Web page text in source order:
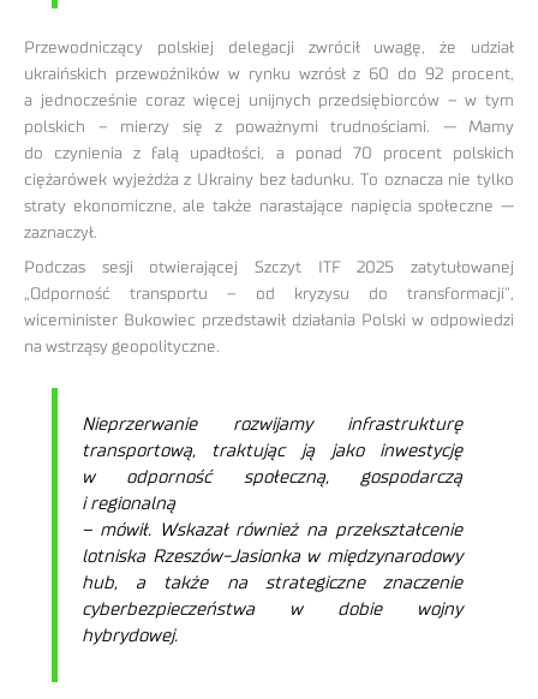
Przewodniczący polskiej delegacji zwrócił uwagę, że udział
ukraińskich przewoźników w rynku wzrósł z 60 do 92 procent,
a jednocześnie coraz więcej unijnych przedsiębiorców – w tym
polskich – mierzy się z poważnymi trudnościami. — Mamy
do czynienia z falą upadłości, a ponad 70 procent polskich
ciężarówek wyjeżdża z Ukrainy bez ładunku. To oznacza nie tylko
straty ekonomiczne, ale także narastające napięcia społeczne —
zaznaczył.
Podczas sesji otwierającej Szczyt ITF 2025 zatytułowanej
„Odporność transportu – od kryzysu do transformacji”,
wiceminister Bukowiec przedstawił działania Polski w odpowiedzi
na wstrząsy geopolityczne.
Nieprzerwanie rozwijamy infrastrukturę
transportową, traktując ją jako inwestycję
w odporność społeczną, gospodarczą
i regionalną
– mówił. Wskazał również na przekształcenie
lotniska Rzeszów-Jasionka w międzynarodowy
hub, a także na strategiczne znaczenie
cyberbezpieczeństwa w dobie wojny
hybrydowej.